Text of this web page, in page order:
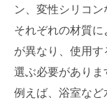
ン、変性シリコン
それぞれの材質
が異なり、使用
選ぶ必要がありま
例えば、浴室な